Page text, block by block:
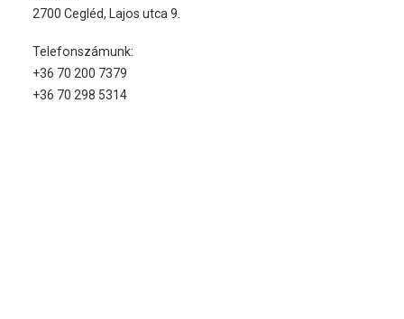
2700 Cegléd, Lajos utca 9.
Telefonszámunk:
+36 70 200 7379
+36 70 298 5314